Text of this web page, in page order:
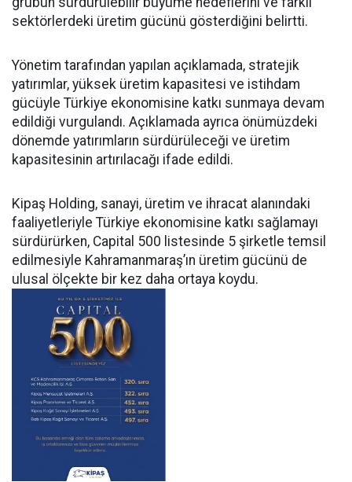
sektörlerdeki üretim gücünü gösterdiğini belirtti.
Yönetim tarafından yapılan açıklamada, stratejik
yatırımlar, yüksek üretim kapasitesi ve istihdam
gücüyle Türkiye ekonomisine katkı sunmaya devam
edildiği vurgulandı. Açıklamada ayrıca önümüzdeki
dönemde yatırımların sürdürüleceği ve üretim
kapasitesinin artırılacağı ifade edildi.
Kipaş Holding, sanayi, üretim ve ihracat alanındaki
faaliyetleriyle Türkiye ekonomisine katkı sağlamayı
sürdürürken, Capital 500 listesinde 5 şirketle temsil
edilmesiyle Kahramanmaraş’ın üretim gücünü de
ulusal ölçekte bir kez daha ortaya koydu.